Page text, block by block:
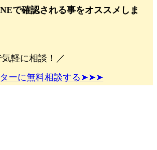
で確認される事をオススメしま
軽に相談！／
ーに無料相談する➤➤➤